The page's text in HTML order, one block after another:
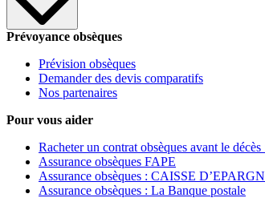
Prévoyance obsèques
Prévision obsèques
Demander des devis comparatifs
Nos partenaires
Pour vous aider
Racheter un contrat obsèques avant le décès
Assurance obsèques FAPE
Assurance obsèques : CAISSE
Assurance obsèques : La Banque postale